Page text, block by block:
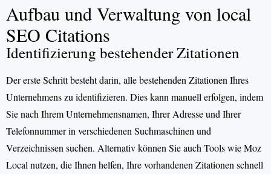
Aufbau und Verwaltung von local
SEO Citations
Identifizierung bestehender Zitationen
Der erste Schritt besteht darin, alle bestehenden Zitationen Ihres
Unternehmens zu identifizieren. Dies kann manuell erfolgen, indem
Sie nach Ihrem Unternehmensnamen, Ihrer Adresse und Ihrer
Telefonnummer in verschiedenen Suchmaschinen und
Verzeichnissen suchen. Alternativ können Sie auch Tools wie Moz
Local nutzen, die Ihnen helfen, Ihre vorhandenen Zitationen schnell